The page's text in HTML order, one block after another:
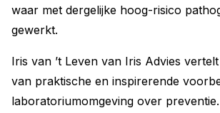
waar met dergelijke hoog-risico
gewerkt.
Iris van ’t Leven van Iris Advies
van praktische en inspirerende
laboratoriumomgeving over